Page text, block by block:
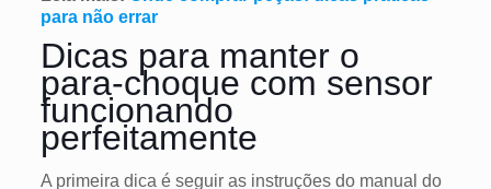
para não errar
Dicas para manter o
para-choque com sensor
funcionando
perfeitamente
A primeira dica é seguir as instruções do manual do